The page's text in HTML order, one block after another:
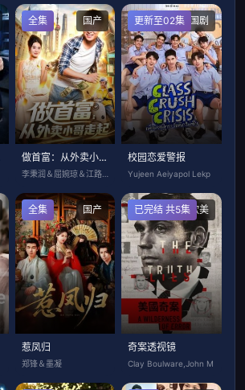
国产
全集
做首富：从外卖小哥走起
李秉润＆屈婉琼＆江路祺
泰国剧
更新至02集
校园恋爱警报
Yujeen Aeiyapol Lekp
国产
全集
惹凤归
郑锋＆墨凝
欧美
已完结 共5集
奇案透视镜
Clay Boulware,John M